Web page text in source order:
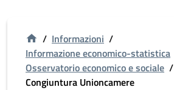
/ Informazioni /
Informazione economico-statistica
Osservatorio economico e sociale /
Congiuntura Unioncamere